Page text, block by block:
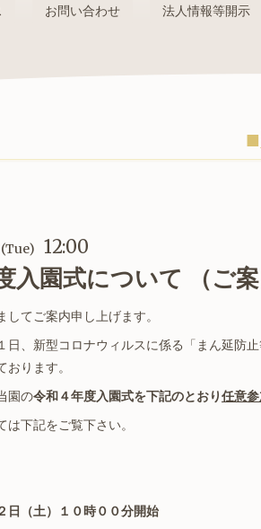
お問い合わせ 法人情報等開示
(Tue) 12:00
入園式について （ご案
してご案内申し上げます。
日、新型コロナウィルスに係る「まん延防
ります。
園の令和４年度入園式を下記のとおり任意
下記をご覧下さい。
日（土）１０時００分開始